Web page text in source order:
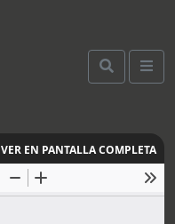
VER EN PANTALLA COMPLETA